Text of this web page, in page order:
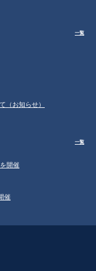
一覧
（お知らせ）
一覧
開催
催